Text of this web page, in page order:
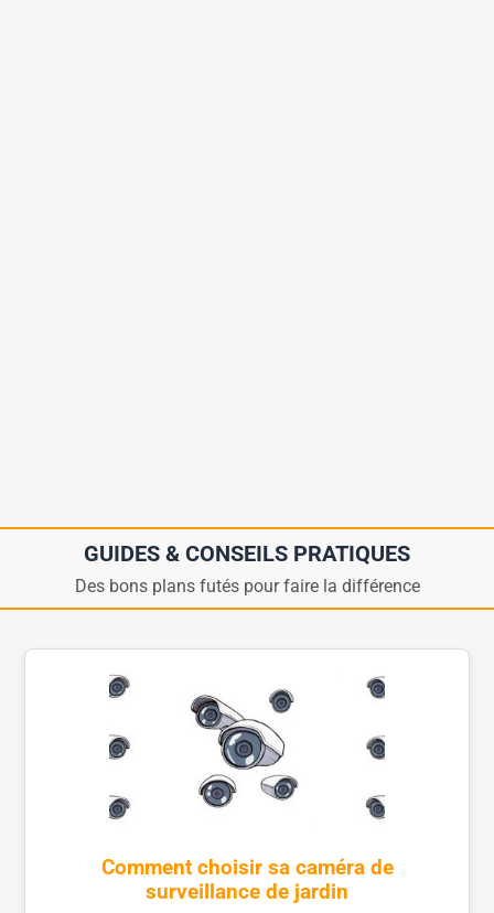
GUIDES & CONSEILS PRATIQUES
Des bons plans futés pour faire la différence
Comment choisir sa caméra de
surveillance de jardin